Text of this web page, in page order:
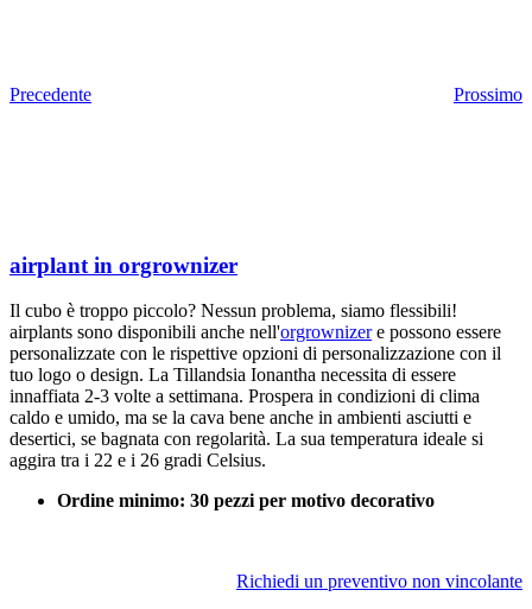
Precedente Prossimo
airplant in orgrownizer
Il cubo è troppo piccolo? Nessun problema, siamo flessibili!
airplants sono disponibili anche nell'orgrownizere possono essere
personalizzate con le rispettive opzioni di personalizzazione con il
tuo logo o design. La Tillandsia Ionantha necessita di essere
innaffiata 2-3 volte a settimana. Prospera in condizioni di clima
caldo e umido, ma se la cava bene anche in ambienti asciutti e
desertici, se bagnata con regolarità. La sua temperatura ideale si
aggira tra i 22 e i 26 gradi Celsius.
Ordine minimo: 30 pezzi per motivo decorativo
Richiedi un preventivo non vincolante